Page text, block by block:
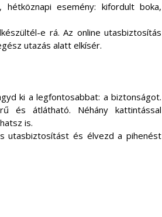
esemény: kifordult boka,
e rá. Az online utasbiztosítás
utazás alatt elkísér.
ki a legfontosabbat: a biztonságot.
és átlátható. Néhány kattintással
is.
utasbiztosítást és élvezd a pihenést